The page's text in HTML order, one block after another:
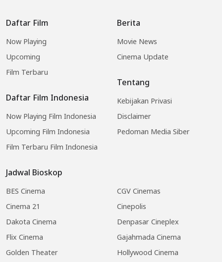
Daftar Film
Now Playing
Upcoming
Film Terbaru
Daftar Film Indonesia
Now Playing Film Indonesia
Upcoming Film Indonesia
Film Terbaru Film Indonesia
Jadwal Bioskop
BES Cinema
CGV Cinemas
Cinema 21
Cinepolis
Dakota Cinema
Denpasar Cineplex
Flix Cinema
Gajahmada Cinema
Golden Theater
Hollywood Cinema
Berita
Movie News
Cinema Update
Tentang
Kebijakan Privasi
Disclaimer
Pedoman Media Siber